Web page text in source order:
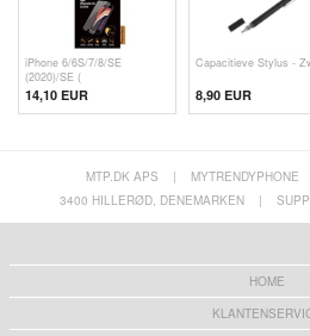
iPhone 6/6S/7/8/SE
(2020)/SE (
14,10 EUR
Capacitieve Stylus -
8,90 EUR
MTP.DK APS | MYTRENDYPHONE
3400 HILLERØD, DENEMARKEN
|
HOME